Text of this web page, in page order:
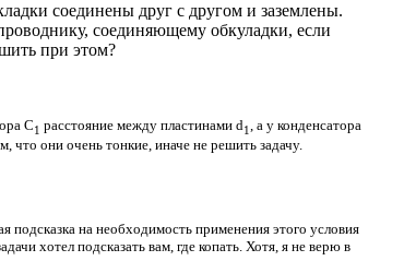
соединены друг с другом и заземлены.
соединяющему обкуладки, если
при этом?
С1 расстояние между пластинами d1, а у конденсатора
что они очень тонкие, иначе не решить задачу.
подсказка на необходимость применения этого условия
хотел подсказать вам, где копать. Хотя, я не верю в